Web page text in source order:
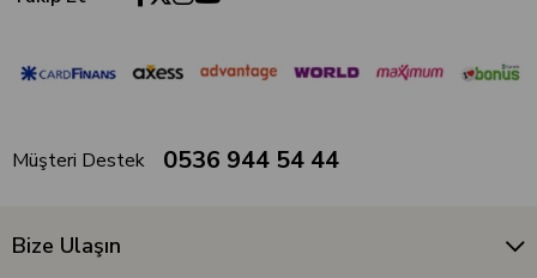
Müşteri Destek 0536 944 54 44
Bize Ulaşın